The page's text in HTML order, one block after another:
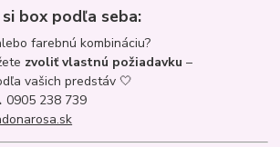
box podľa seba:
farebnú kombináciu?
zvoliť vlastnú požiadavku –
vašich predstáv 🤍
0905 238 739